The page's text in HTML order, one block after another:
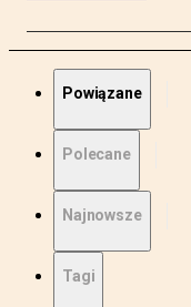
Powiązane
Polecane
Najnowsze
Tagi